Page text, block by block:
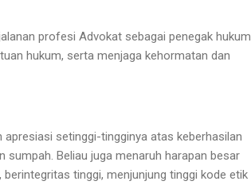
profesi Advokat sebagai penegak hukum
hukum, serta menjaga kehormatan dan
apresiasi setinggi-tingginya atas keberhasilan
sumpah. Beliau juga menaruh harapan besar
tinggi, menjunjung tinggi kode etik